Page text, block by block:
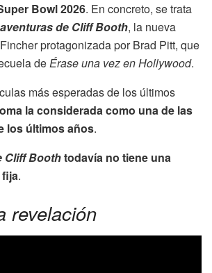
Bowl 2026. En concreto, se trata
de Cliff Booth, la nueva
protagonizada por Brad Pitt, que
deÉrase una vez en Hollywood.
más esperadas de los últimos
la considerada como una de las
los últimos años.
Cliff Boothtodavía no tiene una
.
revelación